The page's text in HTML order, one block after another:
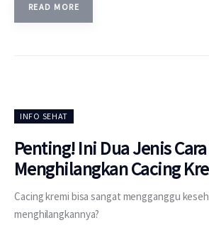
Berita
READ MORE
INFO SEHAT
Penting! Ini Dua Jenis Cara
Menghilangkan Cacing
Cacing kremi bisa sangat mengganggu
menghilangkannya?